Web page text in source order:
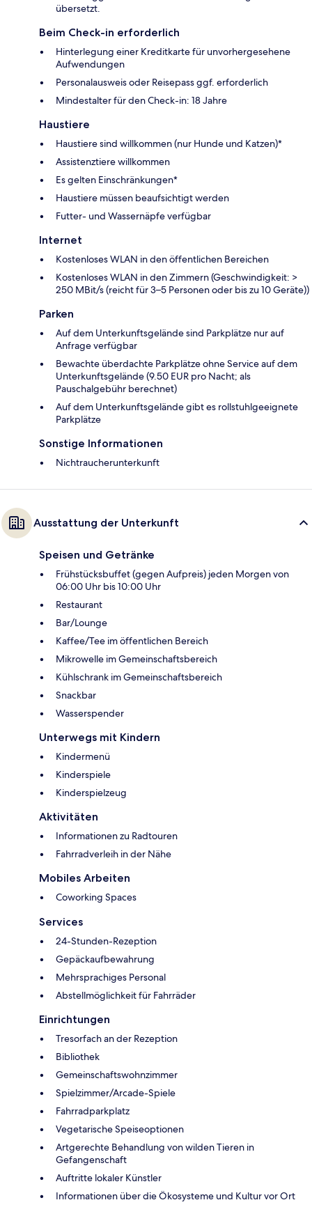
übersetzt.
Beim Check-in erforderlich
Hinterlegung einer Kreditkarte für unvorhergesehene
Aufwendungen
Personalausweis oder Reisepass ggf. erforderlich
Mindestalter für den Check-in: 18 Jahre
Haustiere
Haustiere sind willkommen (nur Hunde und Katzen)*
Assistenztiere willkommen
Es gelten Einschränkungen*
Haustiere müssen beaufsichtigt werden
Futter- und Wassernäpfe verfügbar
Internet
Kostenloses WLAN in den öffentlichen Bereichen
Kostenloses WLAN in den Zimmern (Geschwindigkeit: >
250 MBit/s (reicht für 3–5 Personen oder bis zu 10 Geräte))
Parken
Auf dem Unterkunftsgelände sind Parkplätze nur auf
Anfrage verfügbar
Bewachte überdachte Parkplätze ohne Service auf dem
Unterkunftsgelände (9.50 EUR pro Nacht; als
Pauschalgebühr berechnet)
Auf dem Unterkunftsgelände gibt es rollstuhlgeeignete
Parkplätze
Sonstige Informationen
Nichtraucherunterkunft
Ausstattung der Unterkunft
Speisen und Getränke
Frühstücksbuffet (gegen Aufpreis) jeden Morgen von
06:00 Uhr bis 10:00 Uhr
Restaurant
Bar/Lounge
Kaffee/Tee im öffentlichen Bereich
Mikrowelle im Gemeinschaftsbereich
Kühlschrank im Gemeinschaftsbereich
Snackbar
Wasserspender
Unterwegs mit Kindern
Kindermenü
Kinderspiele
Kinderspielzeug
Aktivitäten
Informationen zu Radtouren
Fahrradverleih in der Nähe
Mobiles Arbeiten
Coworking Spaces
Services
24-Stunden-Rezeption
Gepäckaufbewahrung
Mehrsprachiges Personal
Abstellmöglichkeit für Fahrräder
Einrichtungen
Tresorfach an der Rezeption
Bibliothek
Gemeinschaftswohnzimmer
Spielzimmer/Arcade-Spiele
Fahrradparkplatz
Vegetarische Speiseoptionen
Artgerechte Behandlung von wilden Tieren in
Gefangenschaft
Auftritte lokaler Künstler
Informationen über die Ökosysteme und Kultur vor Ort